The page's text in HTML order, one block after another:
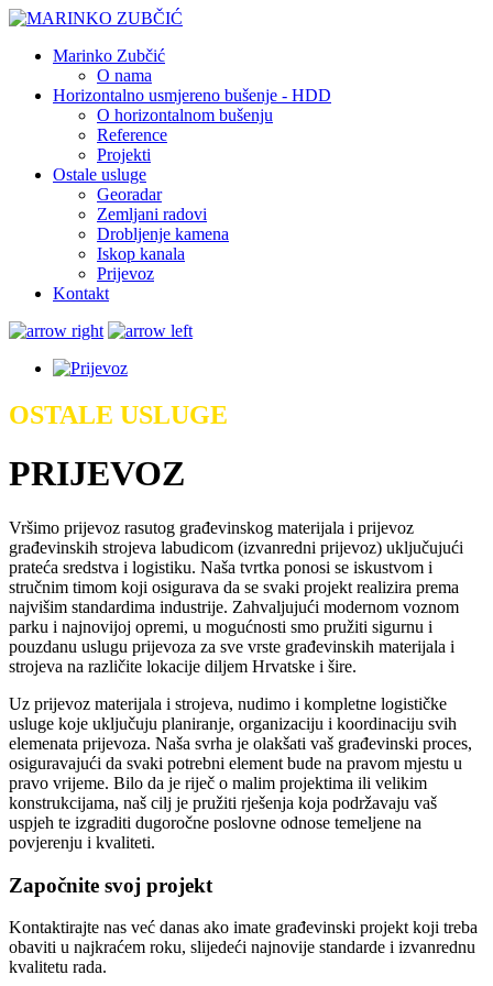
Marinko Zubčić
O nama
Horizontalno usmjereno bušenje - HDD
O horizontalnom bušenju
Reference
Projekti
Ostale usluge
Georadar
Zemljani radovi
Drobljenje kamena
Iskop kanala
Prijevoz
Kontakt
OSTALE USLUGE
PRIJEVOZ
Vršimo prijevoz rasutog građevinskog materijala i prijevoz
građevinskih strojeva labudicom (izvanredni prijevoz) uključujući
prateća sredstva i logistiku. Naša tvrtka ponosi se iskustvom i
stručnim timom koji osigurava da se svaki projekt realizira prema
najvišim standardima industrije. Zahvaljujući modernom voznom
parku i najnovijoj opremi, u mogućnosti smo pružiti sigurnu i
pouzdanu uslugu prijevoza za sve vrste građevinskih materijala i
strojeva na različite lokacije diljem Hrvatske i šire.
Uz prijevoz materijala i strojeva, nudimo i kompletne logističke
usluge koje uključuju planiranje, organizaciju i koordinaciju svih
elemenata prijevoza. Naša svrha je olakšati vaš građevinski proces,
osiguravajući da svaki potrebni element bude na pravom mjestu u
pravo vrijeme. Bilo da je riječ o malim projektima ili velikim
konstrukcijama, naš cilj je pružiti rješenja koja podržavaju vaš
uspjeh te izgraditi dugoročne poslovne odnose temeljene na
povjerenju i kvaliteti.
Započnite svoj projekt
Kontaktirajte nas već danas ako imate građevinski projekt koji treba
obaviti u najkraćem roku, slijedeći najnovije standarde i izvanrednu
kvalitetu rada.